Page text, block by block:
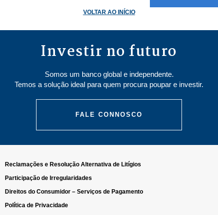
VOLTAR AO INÍCIO
Investir no futuro
Somos um banco global e independente.
Temos a solução ideal para quem procura poupar e investir.
FALE CONNOSCO
Reclamações e Resolução Alternativa de Litígios
Participação de Irregularidades
Direitos do Consumidor – Serviços de Pagamento
Política de Privacidade